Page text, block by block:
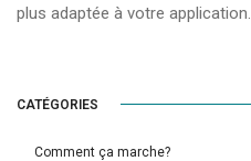
plus adaptée à votre application.
CATÉGORIES
Comment ça marche?